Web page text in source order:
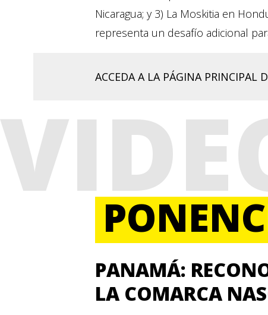
Nicaragua; y 3) La Moskitia en
representa un desafío adicional
ACCEDA A LA PÁGINA PRINCIPAL
PANAMÁ:
LA COMARCA